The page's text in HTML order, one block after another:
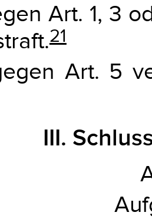
Art. 1, 3
21
Art. 5
III.